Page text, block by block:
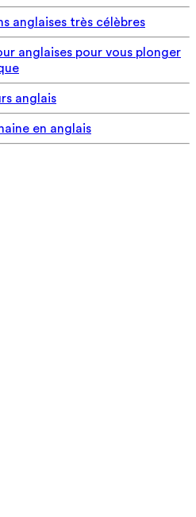
anglaises très célèbres
anglaises pour vous plonger
anglais
en anglais